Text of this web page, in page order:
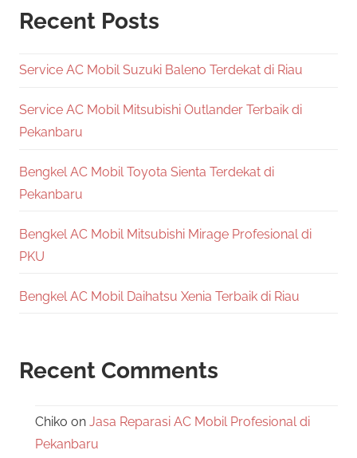
Recent Posts
Service AC Mobil Suzuki Baleno Terdekat di Riau
Service AC Mobil Mitsubishi Outlander Terbaik di
Pekanbaru
Bengkel AC Mobil Toyota Sienta Terdekat di
Pekanbaru
Bengkel AC Mobil Mitsubishi Mirage Profesional di
PKU
Bengkel AC Mobil Daihatsu Xenia Terbaik di Riau
Recent Comments
Chiko on Jasa Reparasi AC Mobil Profesional di
Pekanbaru